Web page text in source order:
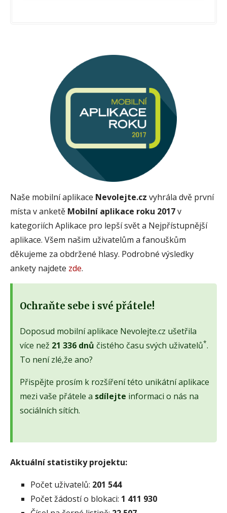
Naše mobilní aplikace Nevolejte.cz vyhrála dvě první
místa v anketě Mobilní aplikace roku 2017v
kategoriích Aplikace pro lepší svět a Nejpřístupnější
aplikace. Všem našim uživatelům a fanouškům
děkujeme za obdržené hlasy. Podrobné výsledky
ankety najdete zde.
Ochraňte sebe i své přátele!
Doposud mobilní aplikace Nevolejte.cz ušetřila
více než 21 336 dnů čistého času svých uživatelů*.
To není zlé,že ano?
Přispějte prosím k rozšíření této unikátní aplikace
mezi vaše přátele a sdílejte informaci o nás na
sociálních sítích.
Aktuální statistiky projektu:
Počet uživatelů: 201 544
Počet žádostí o blokaci: 1 411 930